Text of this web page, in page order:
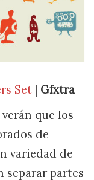
Set | Gfxtra
que los
de
variedad de
separar partes